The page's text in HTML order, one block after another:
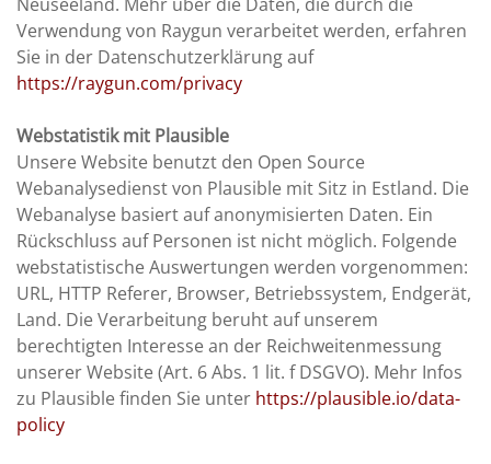
Verwendung von Raygun verarbeitet werden, erfahren
Sie in der Datenschutzerklärung auf
https://raygun.com/privacy
Webstatistik mit Plausible
Unsere Website benutzt den Open Source
Webanalysedienst von Plausible mit Sitz in Estland. Die
Webanalyse basiert auf anonymisierten Daten. Ein
Rückschluss auf Personen ist nicht möglich. Folgende
webstatistische Auswertungen werden vorgenommen:
URL, HTTP Referer, Browser, Betriebssystem, Endgerät,
Land. Die Verarbeitung beruht auf unserem
berechtigten Interesse an der Reichweitenmessung
unserer Website (Art. 6 Abs. 1 lit. f DSGVO). Mehr Infos
zu Plausible finden Sie unter https://plausible.io/data-
policy